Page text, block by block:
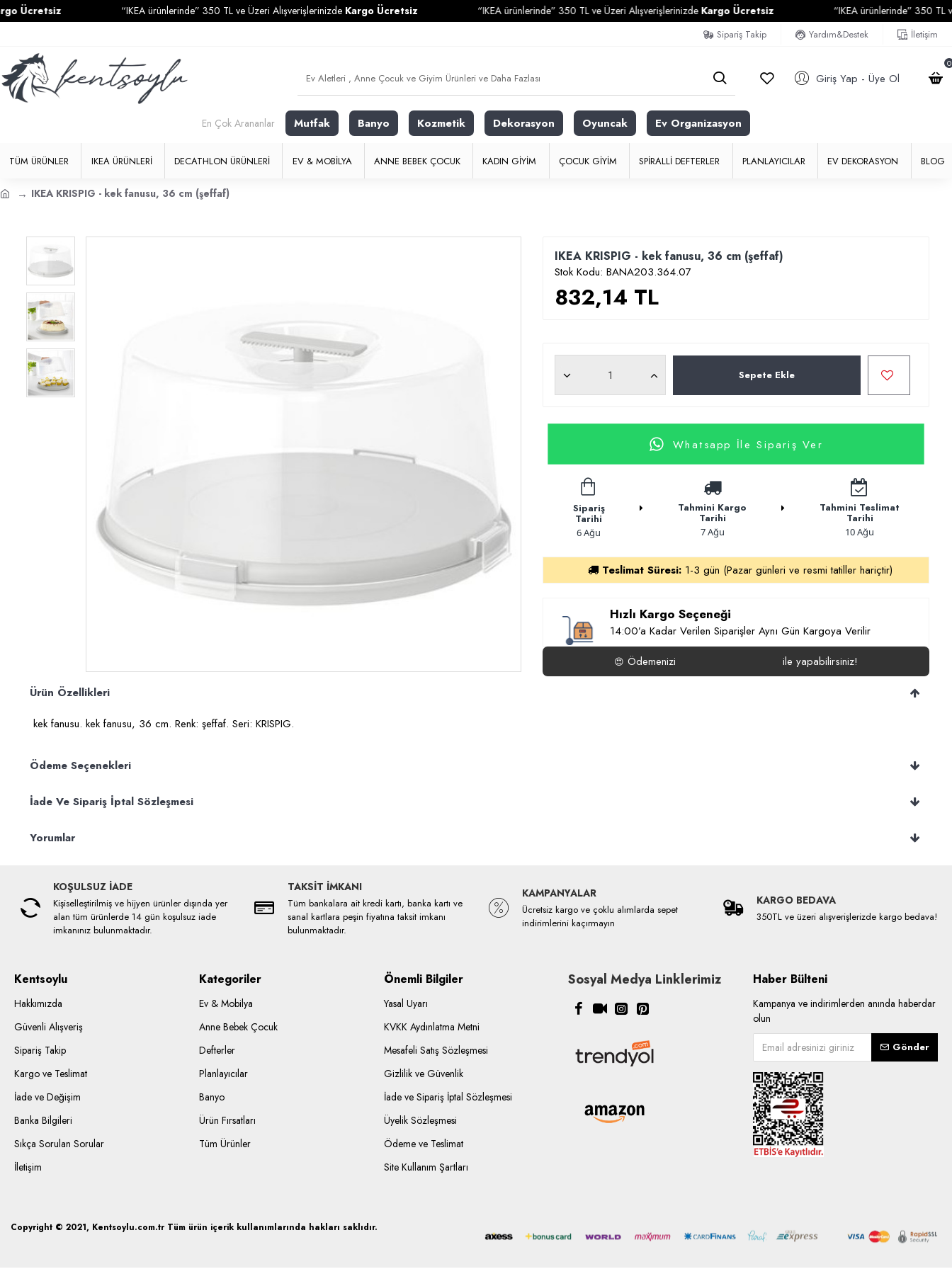
“IKEA ürünlerinde” 350 TL ve Üzeri AlışverişlerinizdeKargo Ücretsiz “IKEA ürünlerinde” 350 TL ve Üzeri AlışverişlerinizdeKargo Ücretsiz “IKEA ürünlerinde” 350 TL ve
Sipariş Takip Yardım&Destek İletişim
Giriş Yap - Üye Ol
0
En Çok Arananlar Mutfak Banyo Kozmetik Dekorasyon Oyuncak Ev Organizasyon
TÜM ÜRÜNLER IKEA ÜRÜNLERI DECATHLON ÜRÜNLERI EV & MOBILYA ANNE BEBEK ÇOCUK KADIN GIYIM ÇOCUK GIYIM SPIRALLI DEFTERLER PLANLAYICILAR EV DEKORASYON BLOG
IKEA KRISPIG - kek fanusu, 36 cm (şeffaf)
IKEA KRISPIG - kek fanusu, 36 cm (şeffaf)
Stok Kodu: BANA203.364.07
832,14 TL
Sepete Ekle
Whatsapp İle Sipariş Ver
Sipariş
Tarihi
6 Ağu
Tahmini Kargo
Tarihi
7 Ağu
Tahmini Teslimat
Tarihi
10 Ağu
Teslimat Süresi: 1-3 gün (Pazar günleri ve resmi tatiller hariçtir)
Hızlı Kargo Seçeneği
14:00’a Kadar Verilen Siparişler Aynı Gün Kargoya Verilir
😍 Ödemenizi
ile yapabilirsiniz!
Ürün Özellikleri
kek fanusu. kek fanusu, 36 cm. Renk: şeffaf. Seri: KRISPIG.
Ödeme Seçenekleri
İade Ve Sipariş İptal Sözleşmesi
Yorumlar
KOŞULSUZ İADE
Kişiselleştirilmiş ve hijyen ürünler dışında yer
alan tüm ürünlerde 14 gün koşulsuz iade
imkanınız bulunmaktadır.
TAKSİT İMKANI
Tüm bankalara ait kredi kartı, banka kartı ve
sanal kartlara peşin fiyatına taksit imkanı
bulunmaktadır.
KAMPANYALAR
Ücretsiz kargo ve çoklu alımlarda sepet
indirimlerini kaçırmayın
KARGO BEDAVA
350TL ve üzeri alışverişlerizde kargo bedava!
Kentsoylu
Hakkımızda
Güvenli Alışveriş
Sipariş Takip
Kargo ve Teslimat
İade ve Değişim
Banka Bilgileri
Sıkça Sorulan Sorular
İletişim
Kategoriler
Ev & Mobilya
Anne Bebek Çocuk
Defterler
Planlayıcılar
Banyo
Ürün Fırsatları
Tüm Ürünler
Önemli Bilgiler
Yasal Uyarı
KVKK Aydınlatma Metni
Mesafeli Satış Sözleşmesi
Gizlilik ve Güvenlik
İade ve Sipariş İptal Sözleşmesi
Üyelik Sözleşmesi
Ödeme ve Teslimat
Site Kullanım Şartları
Sosyal Medya Linklerimiz Haber Bülteni
Kampanya ve indirimlerden anında haberdar
olun
Gönder
Copyright © 2021, Kentsoylu.com.tr Tüm ürün içerik kullanımlarında hakları saklıdır.